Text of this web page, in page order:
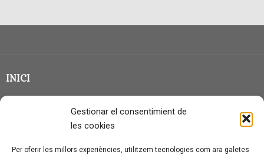
Gestionar el consentimient de
les cookies
Per oferir les millors experiències, utilitzem tecnologies com ara galetes
INICI
CLASSE EN GRUP
QUI SOC?